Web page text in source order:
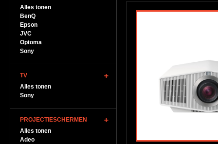
Alles tonen
BenQ
Epson
JVC
Optoma
Sony
TV
Alles tonen
Sony
PROJECTIESCHERMEN
Alles tonen
Adeo